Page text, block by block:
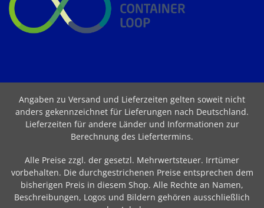
Angaben zu Versand und Lieferzeiten gelten soweit nicht
anders gekennzeichnet für Lieferungen nach Deutschland.
Lieferzeiten für andere Länder und Informationen zur
Berechnung des Liefertermins.
Alle Preise zzgl. der gesetzl. Mehrwertsteuer. Irrtümer
vorbehalten. Die durchgestrichenen Preise entsprechen dem
bisherigen Preis in diesem Shop. Alle Rechte an Namen,
Beschreibungen, Logos und Bildern gehören ausschließlich